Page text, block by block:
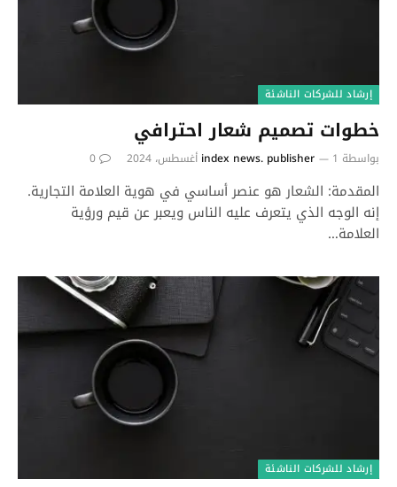
إرشاد للشركات الناشئة
خطوات تصميم شعار احترافي
بواسطة index news. publisher 1 أغسطس، 2024 0
المقدمة: الشعار هو عنصر أساسي في هوية العلامة التجارية.
إنه الوجه الذي يتعرف عليه الناس ويعبر عن قيم ورؤية
العلامة…
إرشاد للشركات الناشئة